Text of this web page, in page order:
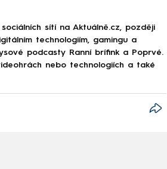
sítí na Aktuálně.cz, později
technologiím, gamingu a
podcasty Ranní brífink a Poprvé.
nebo technologiích a také